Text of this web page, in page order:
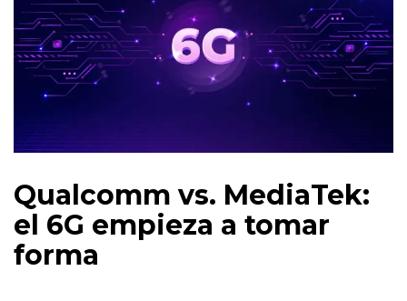
Qualcomm vs. MediaTek:
el 6G empieza a tomar
forma